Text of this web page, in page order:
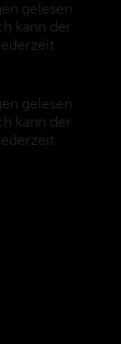
gelesen
kann der
gelesen
kann der